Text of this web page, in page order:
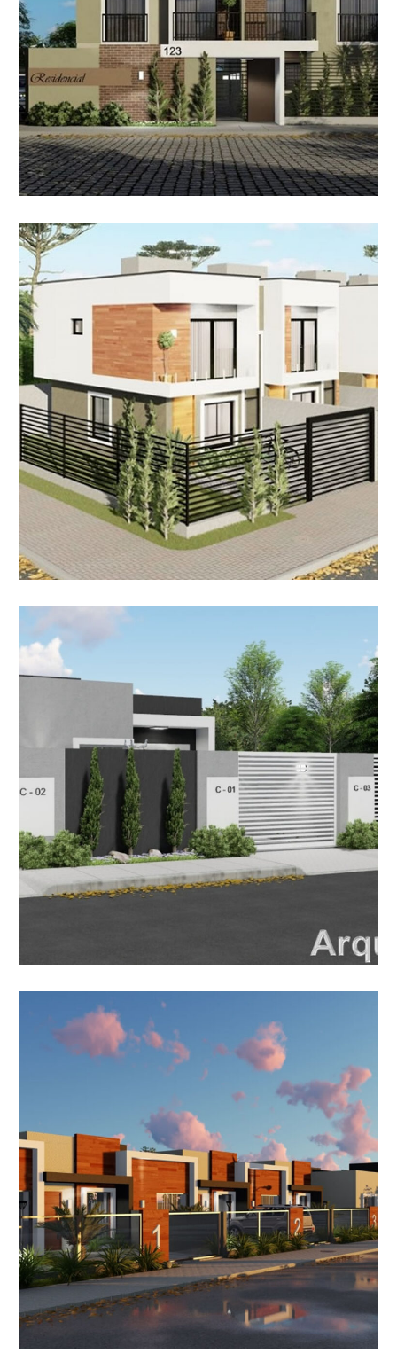
Projeto Condomínio | 4
Projeto | Condomínio
Mariléa
Condomínio Residencial |
São João